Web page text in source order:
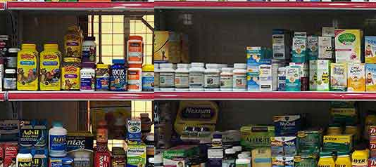
đang dán miếng dán nóng ThermaCare.
mỏng để mặc kín đáo dưới lớp quần áo mà không sợ bị lộ khi đang dán.
khi thư giãn mà không làm bạn cảm thấy vướng víu, bất tiện.
cổ, vai, cổ tay: (Kích thước: 12 inches x 4 inches) tương đương 30cm